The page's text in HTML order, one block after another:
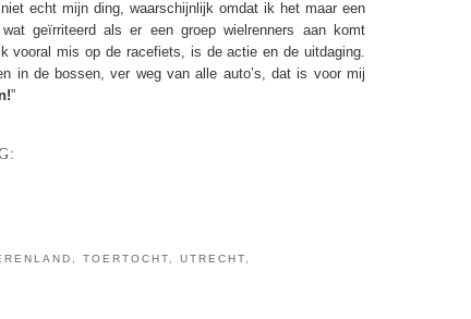
echt mijn ding, waarschijnlijk omdat ik het maar een
geïrriteerd als er een groep wielrenners aan komt
vooral mis op de racefiets, is de actie en de uitdaging.
in de bossen, ver weg van alle auto’s, dat is voor mij
”
TOERTOCHT UTRECHT